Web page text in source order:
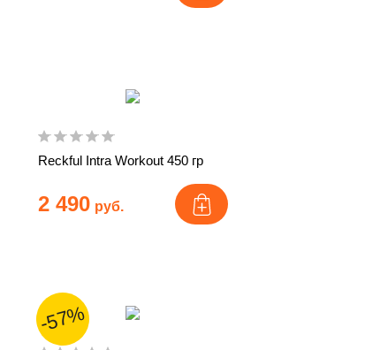
Reckful Intra Workout 450 гр
2 490 руб.
-57%